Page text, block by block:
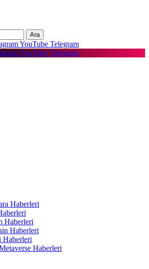
YouTube Telegram
YouTube Telegram
Haberleri
Haberleri
Haberleri
Haberleri
Haberleri